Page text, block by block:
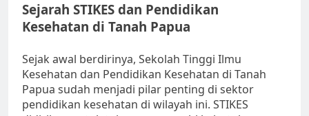
Sejarah STIKES dan Pendidikan
Kesehatan di Tanah Papua
Sejak awal berdirinya, Sekolah Tinggi Ilmu
Kesehatan dan Pendidikan Kesehatan di Tanah
Papua sudah menjadi pilar penting di sektor
pendidikan kesehatan di wilayah ini. STIKES